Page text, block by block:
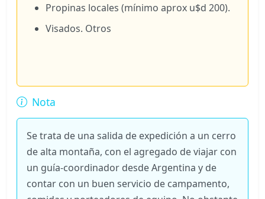
Propinas locales (mínimo aprox u$d 200).
Visados. Otros
Nota
Se trata de una salida de expedición a un cerro
de alta montaña, con el agregado de viajar con
un guía-coordinador desde Argentina y de
contar con un buen servicio de campamento,